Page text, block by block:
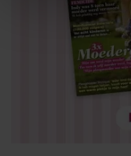
We gebruiken cookies
personaliseren, om
en om ons
informatie over uw
partners voor social
partners kunnen deze
informatie die u aan